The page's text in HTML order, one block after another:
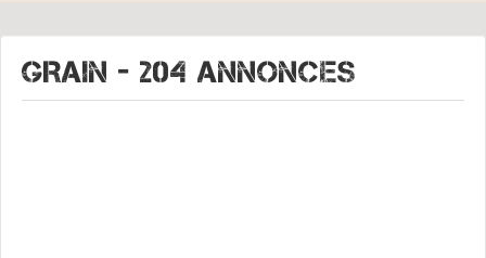
GRAIN - 204 Annonces